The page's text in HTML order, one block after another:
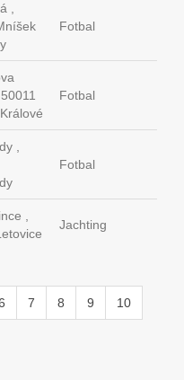
,
Fotbal
Fotbal
,
Fotbal
,
Jachting
7 8 9 10